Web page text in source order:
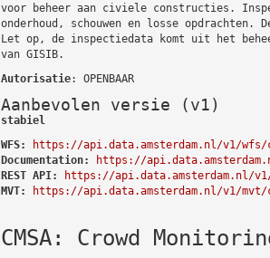
voor beheer aan civiele constructies.
onderhoud, schouwen en losse opdrachten.
Let op, de inspectiedata komt uit het
van GISIB.
Autorisatie: OPENBAAR
Aanbevolen versie (v1)
stabiel
WFS:
https://api.data.amsterdam.nl/v1/
Documentation:
https://
REST API:
https://api.data.amsterdam.nl/
MVT:
https://api.data.amsterdam.nl/v1/
CMSA: Crowd